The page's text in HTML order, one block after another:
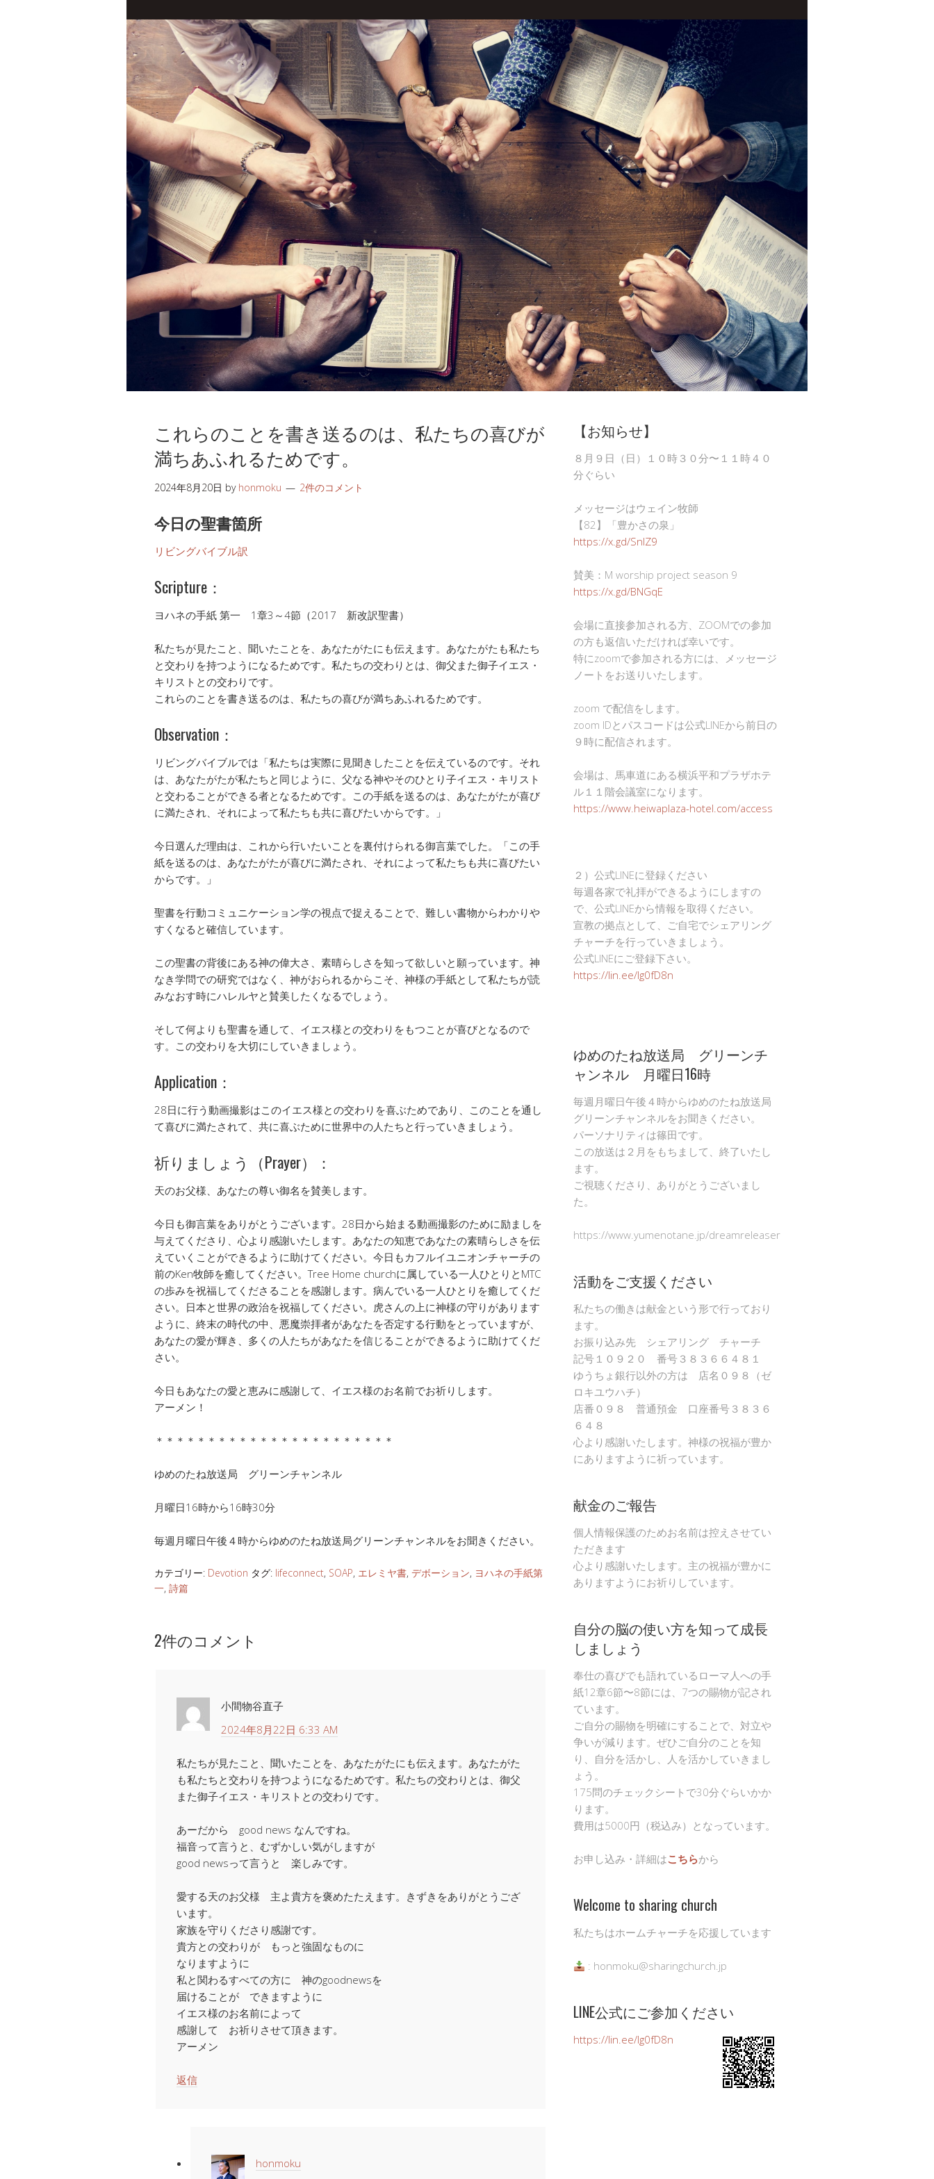
これらのことを書き送るのは、私たちの喜びが
満ちあふれるためです。
2024年8月20日 by honmoku 2件のコメント
今日の聖書箇所
リビングバイブル訳
Scripture：
ヨハネの手紙 第一 1章3～4節（2017 新改訳聖書）
私たちが見たこと、聞いたことを、あなたがたにも伝えます。あなたがたも私たち
と交わりを持つようになるためです。私たちの交わりとは、御父また御子イエス・
キリストとの交わりです。
これらのことを書き送るのは、私たちの喜びが満ちあふれるためです。
Observation：
リビングバイブルでは「私たちは実際に見聞きしたことを伝えているのです。それ
は、あなたがたが私たちと同じように、父なる神やそのひとり子イエス・キリスト
と交わることができる者となるためです。この手紙を送るのは、あなたがたが喜び
に満たされ、それによって私たちも共に喜びたいからです。」
今日選んだ理由は、これから行いたいことを裏付けられる御言葉でした。「この手
紙を送るのは、あなたがたが喜びに満たされ、それによって私たちも共に喜びたい
からです。」
聖書を行動コミュニケーション学の視点で捉えることで、難しい書物からわかりや
すくなると確信しています。
この聖書の背後にある神の偉大さ、素晴らしさを知って欲しいと願っています。神
なき学問での研究ではなく、神がおられるからこそ、神様の手紙として私たちが読
みなおす時にハレルヤと賛美したくなるでしょう。
そして何よりも聖書を通して、イエス様との交わりをもつことが喜びとなるので
す。この交わりを大切にしていきましょう。
Application：
28日に行う動画撮影はこのイエス様との交わりを喜ぶためであり、このことを通し
て喜びに満たされて、共に喜ぶために世界中の人たちと行っていきましょう。
祈りましょう（Prayer）：
天のお父様、あなたの尊い御名を賛美します。
今日も御言葉をありがとうございます。28日から始まる動画撮影のために励ましを
与えてくださり、心より感謝いたします。あなたの知恵であなたの素晴らしさを伝
えていくことができるように助けてください。今日もカフルイユニオンチャーチの
前のKen牧師を癒してください。Tree Home churchに属している一人ひとりとMTC
の歩みを祝福してくださることを感謝します。病んでいる一人ひとりを癒してくだ
さい。日本と世界の政治を祝福してください。虎さんの上に神様の守りがあります
ように、終末の時代の中、悪魔崇拝者があなたを否定する行動をとっていますが、
あなたの愛が輝き、多くの人たちがあなたを信じることができるように助けてくだ
さい。
今日もあなたの愛と恵みに感謝して、イエス様のお名前でお祈りします。
アーメン！
＊＊＊＊＊＊＊＊＊＊＊＊＊＊＊＊＊＊＊＊＊＊＊
ゆめのたね放送局 グリーンチャンネル
月曜日16時から16時30分
毎週月曜日午後４時からゆめのたね放送局グリーンチャンネルをお聞きください。
カテゴリー: Devotion タグ: lifeconnect, SOAP, エレミヤ書, デボーション, ヨハネの手紙第
一, 詩篇
2件のコメント
小間物谷直子
2024年8月22日 6:33 AM
私たちが見たこと、聞いたことを、あなたがたにも伝えます。あなたがた
も私たちと交わりを持つようになるためです。私たちの交わりとは、御父
また御子イエス・キリストとの交わりです。
あーだから good news なんですね。
福音って言うと、むずかしい気がしますが
good newsって言うと 楽しみです。
愛する天のお父様 主よ貴方を褒めたたえます。きずきをありがとうござ
います。
家族を守りくださり感謝です。
貴方との交わりが もっと強固なものに
なりますように
私と関わるすべての方に 神のgoodnewsを
届けることが できますように
イエス様のお名前によって
感謝して お祈りさせて頂きます。
アーメン
返信
honmoku
【お知らせ】
８月９日（日）１０時３０分〜１１時４０
分ぐらい
メッセージはウェイン牧師
【82】「豊かさの泉」
https://x.gd/SnlZ9
賛美：M worship project season 9
https://x.gd/BNGqE
会場に直接参加される方、ZOOMでの参加
の方も返信いただければ幸いです。
特にzoomで参加される方には、メッセージ
ノートをお送りいたします。
zoom で配信をします。
zoom IDとパスコードは公式LINEから前日の
９時に配信されます。
会場は、馬車道にある横浜平和プラザホテ
ル１１階会議室になります。
https://www.heiwaplaza-hotel.com/access
２）公式LINEに登録ください
毎週各家で礼拝ができるようにしますの
で、公式LINEから情報を取得ください。
宣教の拠点として、ご自宅でシェアリング
チャーチを行っていきましょう。
公式LINEにご登録下さい。
https://lin.ee/Ig0fD8n
ゆめのたね放送局 グリーンチ
ャンネル 月曜日16時
毎週月曜日午後４時からゆめのたね放送局
グリーンチャンネルをお聞きください。
パーソナリティは篠田です。
この放送は２月をもちまして、終了いたし
ます。
ご視聴くださり、ありがとうございまし
た。
https://www.yumenotane.jp/dreamreleaser
活動をご支援ください
私たちの働きは献金という形で行っており
ます。
お振り込み先 シェアリング チャーチ
記号１０９２０ 番号３８３６６４８１
ゆうちょ銀行以外の方は 店名０９８（ゼ
ロキユウハチ）
店番０９８ 普通預金 口座番号３８３６
６４８
心より感謝いたします。神様の祝福が豊か
にありますように祈っています。
献金のご報告
個人情報保護のためお名前は控えさせてい
ただきます
心より感謝いたします。主の祝福が豊かに
ありますようにお祈りしています。
自分の脳の使い方を知って成長
しましょう
奉仕の喜びでも語れているローマ人への手
紙12章6節〜8節には、7つの賜物が記され
ています。
ご自分の賜物を明確にすることで、対立や
争いが減ります。ぜひご自分のことを知
り、自分を活かし、人を活かしていきまし
ょう。
175問のチェックシートで30分ぐらいかか
ります。
費用は5000円（税込み）となっています。
お申し込み・詳細はこちらから
Welcome to sharing church
私たちはホームチャーチを応援しています
: honmoku@sharingchurch.jp
LINE公式にご参加ください
https://lin.ee/Ig0fD8n